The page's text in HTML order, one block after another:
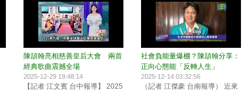
陳頡翰亮相慈善皇后大會 兩首
經典歌曲震撼全場
2025-12-29 19:48:14
【記者 江文賓 台中報導】 2025
社會負能量爆棚？陳頡翰分享：
正向心態能「反轉人生」
2025-12-14 03:32:56
（記者 江傑豪 台南報導） 近來